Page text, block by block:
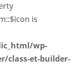
is
wp-
class-et-builder-